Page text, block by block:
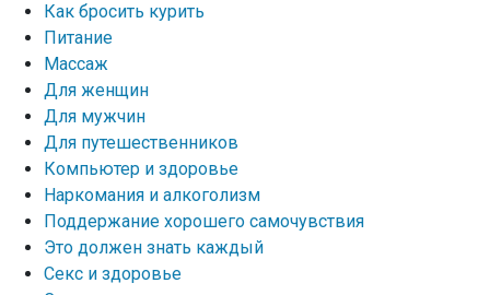
Как бросить курить
Питание
Массаж
Для женщин
Для мужчин
Для путешественников
Компьютер и здоровье
Наркомания и алкоголизм
Поддержание хорошего самочувствия
Это должен знать каждый
Секс и здоровье